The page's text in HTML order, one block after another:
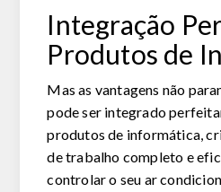
Integração
Produtos de
Mas as vantagens não
pode ser integrado
produtos de informática,
de trabalho completo e
controlar o seu ar